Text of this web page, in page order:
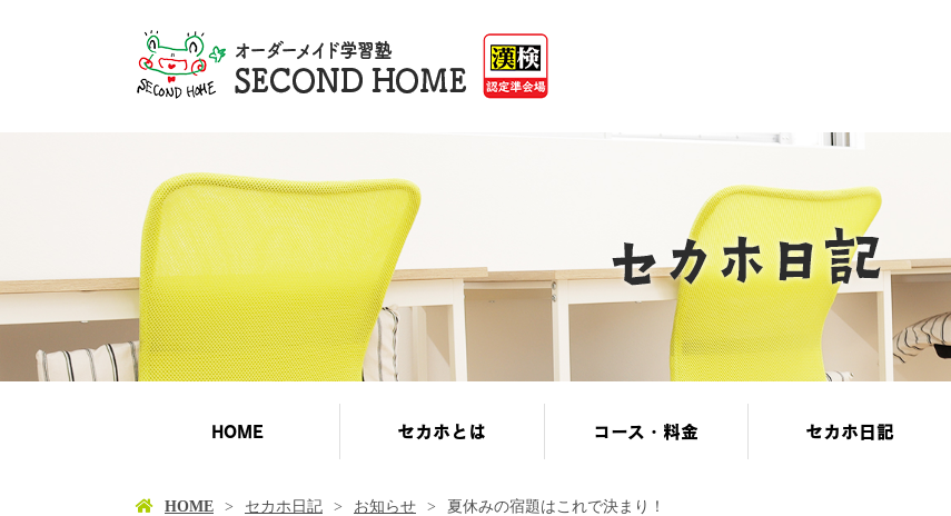
HOME セカホとは コース・料金 セカホ日記
HOME セカホ日記 お知らせ 夏休みの宿題はこれで決まり！